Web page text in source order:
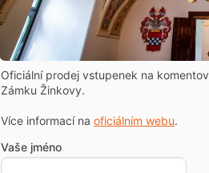
Oficiální prodej vstupenek na
Zámku Žinkovy.
Více informací na oficiálním webu.
Vaše jméno